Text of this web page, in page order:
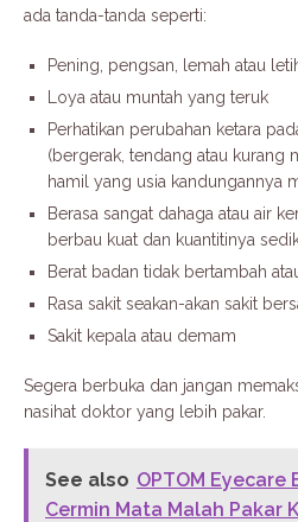
ada tanda-tanda seperti:
Pening, pengsan, lemah atau
Loya atau muntah yang teruk
Perhatikan perubahan ketara
(bergerak, tendang atau kurang
hamil yang usia kandungannya
Berasa sangat dahaga atau air
berbau kuat dan kuantitinya
Berat badan tidak bertambah
Rasa sakit seakan-akan sakit
Sakit kepala atau demam
Segera berbuka dan jangan
nasihat doktor yang lebih pakar.
See also OPTOM Eyecare
Cermin Mata Malah Pakar